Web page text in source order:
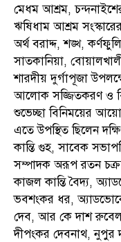
মেধম আশ্রম,
ঋষিধাম আশ্রম
অর্থ বরাদ্দ, শঙ্খ,
সাতকানিয়া,
শারদীয় দুর্গাপূজা
আলোক সজ্জিতকরণ ও
শুভেচ্ছা বিনিময়ের
এতে উপস্থিত ছিলেন
কান্তি গুহ, সাবেক
সম্পাদক অরূপ রতন
কাজল কান্তি বৈদ্য,
ভবশংকর ধর,
দেব, আর কে দাশ
দীপংকর দেবনাথ,